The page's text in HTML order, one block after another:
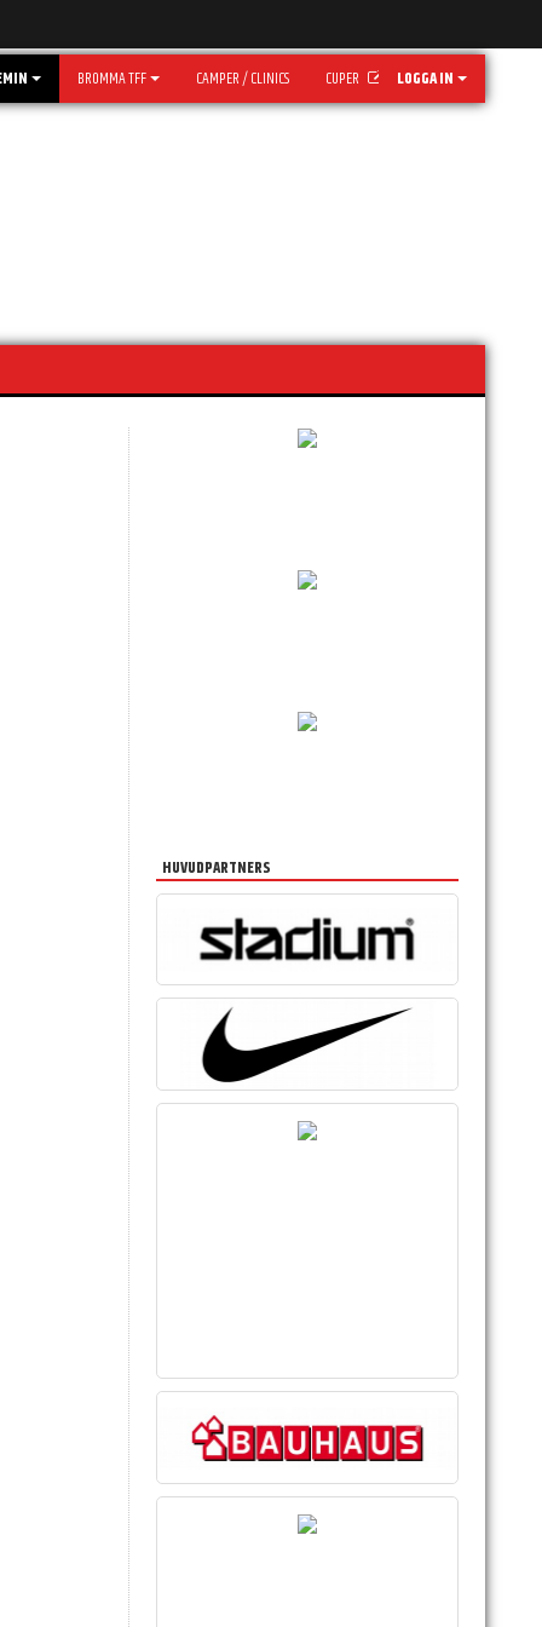
BROMMA TFF CAMPER / CLINICS CUPER LOGGA IN
HUVUDPARTNERS